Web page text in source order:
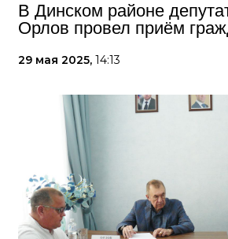
В Динском районе
Орлов провел приём
29 мая 2025, 14:13